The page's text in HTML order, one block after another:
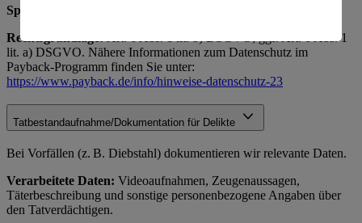
Speicherdauer:
Rechtsgrundlage:
Art. 6 Abs. 1 lit. b) DSGVO; ggf. Art. 6 Abs. 1
lit. a) DSGVO. Nähere Informationen zum Datenschutz im
Payback-Programm finden Sie unter:
https://www.payback.de/info/hinweise-datenschutz-23
Tatbestandaufnahme/Dokumentation für Delikte
Bei Vorfällen (z. B. Diebstahl) dokumentieren wir relevante Daten.
Verarbeitete Daten: Videoaufnahmen, Zeugenaussagen,
Täterbeschreibung und sonstige personenbezogene Angaben über
den Tatverdächtigen.
Informationen zum Herausgeber der Seite findest du
imImpressum